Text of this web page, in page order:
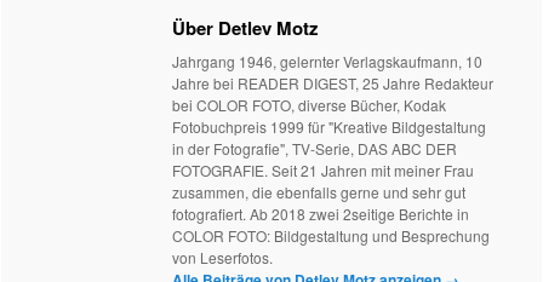
Über Detlev Motz
Jahrgang 1946, gelernter Verlagskaufmann, 10
Jahre bei READER DIGEST, 25 Jahre Redakteur
bei COLOR FOTO, diverse Bücher, Kodak
Fotobuchpreis 1999 für "Kreative Bildgestaltung
in der Fotografie", TV-Serie, DAS ABC DER
FOTOGRAFIE. Seit 21 Jahren mit meiner Frau
zusammen, die ebenfalls gerne und sehr gut
fotografiert. Ab 2018 zwei 2seitige Berichte in
COLOR FOTO: Bildgestaltung und Besprechung
von Leserfotos.